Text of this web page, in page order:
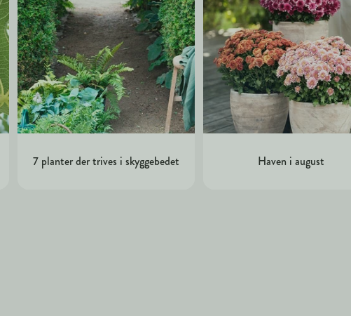
7 planter der trives i skyggebedet Haven i august